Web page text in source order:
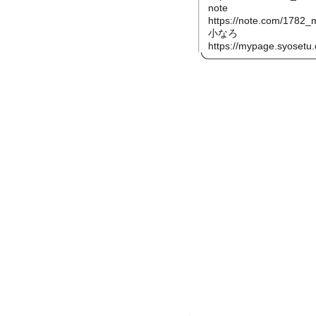
note
https://note.com/
小なろ
https://